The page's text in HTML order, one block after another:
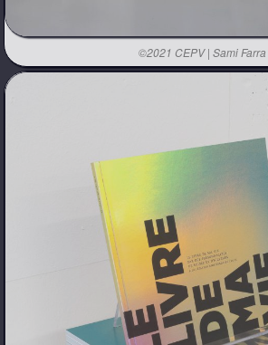
©2021 CEPV | Sami Farra